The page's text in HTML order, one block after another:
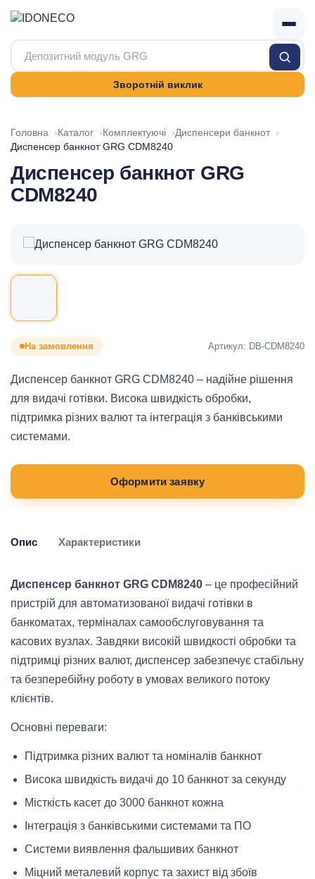
Зворотній виклик
Головна Каталог Комплектуючі
Диспенсери банкнот
Диспенсер банкнот GRG CDM8240
Диспенсер банкнот GRG
CDM8240
На замовлення Артикул: DB-CDM8240
Диспенсер банкнот GRG CDM8240 – надійне рішення
для видачі готівки. Висока швидкість обробки,
підтримка різних валют та інтеграція з банківськими
системами.
Оформити заявку
Опис Характеристики
Диспенсер банкнот GRG CDM8240 – це професійний
пристрій для автоматизованої видачі готівки в
банкоматах, терміналах самообслуговування та
касових вузлах. Завдяки високій швидкості обробки та
підтримці різних валют, диспенсер забезпечує стабільну
та безперебійну роботу в умовах великого потоку
клієнтів.
Основні переваги:
Підтримка різних валют та номіналів банкнот
Висока швидкість видачі до 10 банкнот за секунду
Місткість касет до 3000 банкнот кожна
Інтеграція з банківськими системами та ПО
Системи виявлення фальшивих банкнот
Міцний металевий корпус та захист від збоїв